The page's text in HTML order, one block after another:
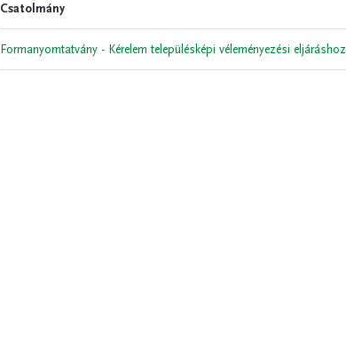
Csatolmány
Formanyomtatvány - Kérelem településképi véleményezési eljáráshoz